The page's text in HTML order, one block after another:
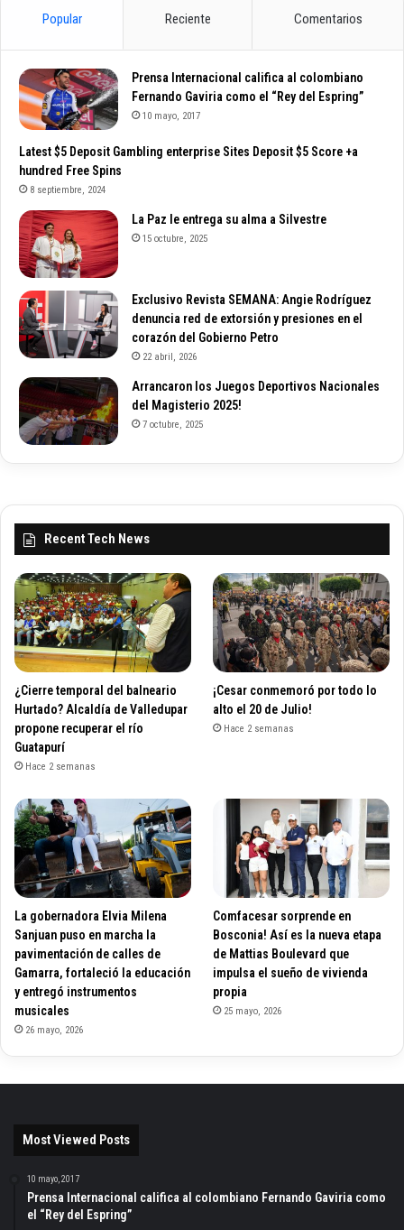
Popular Reciente Comentarios
Prensa Internacional califica al colombiano
Fernando Gaviria como el “Rey del Espring”
10 mayo, 2017
Latest $5 Deposit Gambling enterprise Sites Deposit $5 Score +a
hundred Free Spins
8 septiembre, 2024
La Paz le entrega su alma a Silvestre
15 octubre, 2025
Exclusivo Revista SEMANA: Angie Rodríguez
denuncia red de extorsión y presiones en el
corazón del Gobierno Petro
22 abril, 2026
Arrancaron los Juegos Deportivos Nacionales
del Magisterio 2025!
7 octubre, 2025
Recent Tech News
¿Cierre temporal del balneario
Hurtado? Alcaldía de Valledupar
propone recuperar el río
Guatapurí
Hace 2 semanas
¡Cesar conmemoró por todo lo
alto el 20 de Julio!
Hace 2 semanas
La gobernadora Elvia Milena
Sanjuan puso en marcha la
pavimentación de calles de
Gamarra, fortaleció la educación
y entregó instrumentos
musicales
26 mayo, 2026
Comfacesar sorprende en
Bosconia! Así es la nueva etapa
de Mattias Boulevard que
impulsa el sueño de vivienda
propia
25 mayo, 2026
Most Viewed Posts
10 mayo, 2017
Prensa Internacional califica al colombiano Fernando Gaviria como
el “Rey del Espring”